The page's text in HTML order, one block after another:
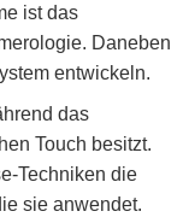
ist das
Daneben
entwickeln.
das
Touch besitzt.
Techniken die
sie anwendet.